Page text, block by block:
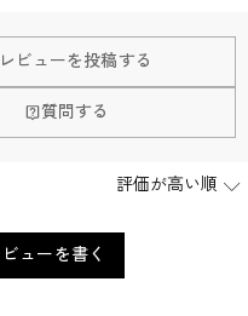
レビューを投稿する
質問する
ューを書く